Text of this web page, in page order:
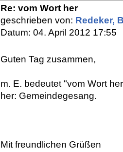
Re: vom Wort her
geschrieben von: Redeker,
Datum: 04. April 2012 17:55
Guten Tag zusammen,
m. E. bedeutet "vom Wort
her: Gemeindegesang.
Mit freundlichen Grüßen